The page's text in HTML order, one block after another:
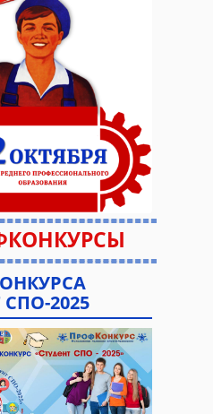
2025